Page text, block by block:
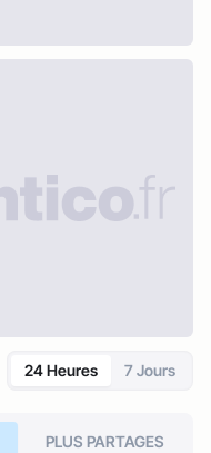
24 Heures 7 Jours
PLUS PARTAGES